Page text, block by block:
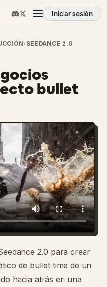
Iniciar sesión
› SEEDANCE 2.0
bullet
2.0 para crear
de bullet time de un
hacia atrás en una